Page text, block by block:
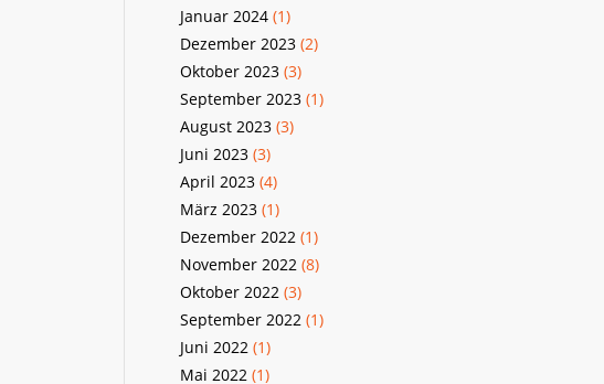
Januar 2024(1)
Dezember 2023(2)
Oktober 2023(3)
September 2023(1)
August 2023(3)
Juni 2023(3)
April 2023(4)
März 2023(1)
Dezember 2022(1)
November 2022(8)
Oktober 2022(3)
September 2022(1)
Juni 2022(1)
Mai 2022(1)